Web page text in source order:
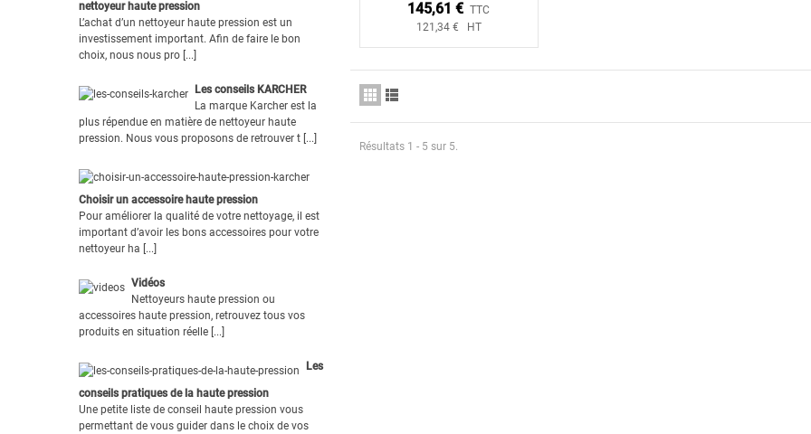
nettoyeur haute pression
L’achat d’un nettoyeur haute pression est un
investissement important. Afin de faire le bon
choix, nous nous pro [...]
Les conseils KARCHER
La marque Karcher est la
plus répendue en matière de nettoyeur haute
pression. Nous vous proposons de retrouver t [...]
Choisir un accessoire haute pression
Pour améliorer la qualité de votre nettoyage, il est
important d’avoir les bons accessoires pour votre
nettoyeur ha [...]
Vidéos
Nettoyeurs haute pression ou
accessoires haute pression, retrouvez tous vos
produits en situation réelle [...]
Les
conseils pratiques de la haute pression
Une petite liste de conseil haute pression vous
permettant de vous guider dans le choix de vos
145,61 € TTC
121,34 € HT
Résultats 1 - 5 sur 5.